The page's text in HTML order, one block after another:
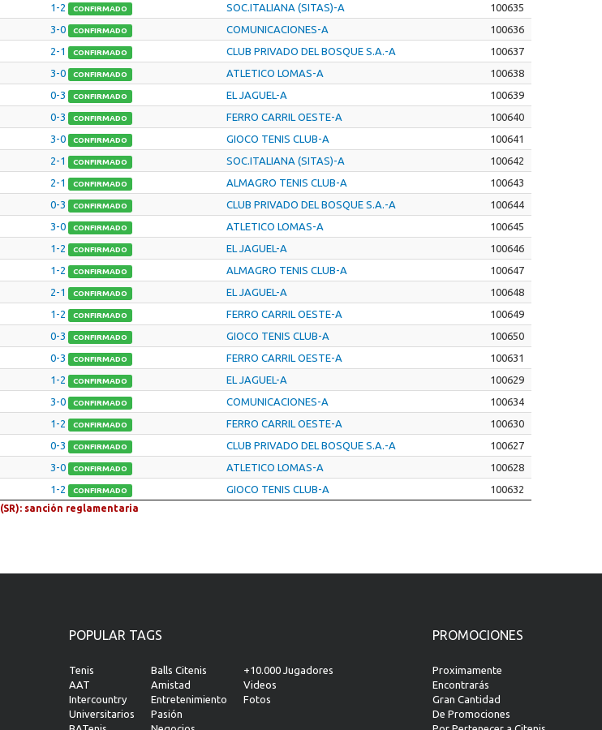
1-2 CONFIRMADO SOC.ITALIANA (SITAS)-A
100635
3-0 CONFIRMADO COMUNICACIONES-A
100636
2-1 CONFIRMADO CLUB PRIVADO DEL BOSQUE S.A.-A
100637
3-0 CONFIRMADO ATLETICO LOMAS-A
100638
0-3 CONFIRMADO EL JAGUEL-A
100639
0-3 CONFIRMADO FERRO CARRIL OESTE-A
100640
3-0 CONFIRMADO GIOCO TENIS CLUB-A
100641
2-1 CONFIRMADO SOC.ITALIANA (SITAS)-A
100642
2-1 CONFIRMADO ALMAGRO TENIS CLUB-A
100643
0-3 CONFIRMADO CLUB PRIVADO DEL BOSQUE S.A.-A
100644
3-0 CONFIRMADO ATLETICO LOMAS-A
100645
1-2 CONFIRMADO EL JAGUEL-A
100646
1-2 CONFIRMADO ALMAGRO TENIS CLUB-A
100647
2-1 CONFIRMADO EL JAGUEL-A
100648
1-2 CONFIRMADO FERRO CARRIL OESTE-A
100649
0-3 CONFIRMADO GIOCO TENIS CLUB-A
100650
0-3 CONFIRMADO FERRO CARRIL OESTE-A
100631
1-2 CONFIRMADO EL JAGUEL-A
100629
3-0 CONFIRMADO COMUNICACIONES-A
100634
1-2 CONFIRMADO FERRO CARRIL OESTE-A
100630
0-3 CONFIRMADO CLUB PRIVADO DEL BOSQUE S.A.-A
100627
3-0 CONFIRMADO ATLETICO LOMAS-A
100628
1-2 CONFIRMADO GIOCO TENIS CLUB-A 100632
(SR): sanción reglamentaria
POPULAR TAGS
Tenis
AAT
Intercountry
Universitarios
Balls Citenis
Amistad
Entretenimiento
Pasión
+10.000 Jugadores
Videos
Fotos
PROMOCIONES
Proximamente
Encontrarás
Gran Cantidad
De Promociones